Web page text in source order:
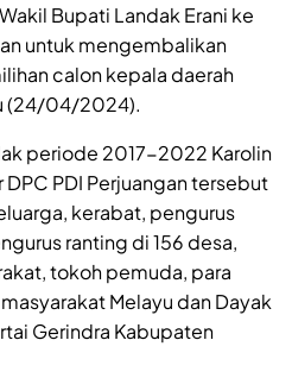
Bupati Landak Erani ke
untuk mengembalikan
calon kepala daerah
(24/04/2024).
periode 2017-2022 Karolin
PDI Perjuangan tersebut
kerabat, pengurus
ranting di 156 desa,
tokoh pemuda, para
Melayu dan Dayak
Gerindra Kabupaten